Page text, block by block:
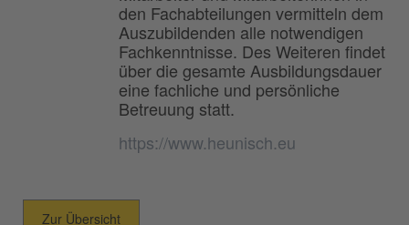
den Fachabteilungen vermitteln dem
Auszubildenden alle notwendigen
Fachkenntnisse. Des Weiteren findet
über die gesamte Ausbildungsdauer
eine fachliche und persönliche
Betreuung statt.
https://www.heunisch.eu
Zur Übersicht